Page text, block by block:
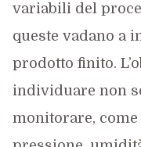
variabili del
queste vadano a
prodotto finito.
individuare non
monitorare,